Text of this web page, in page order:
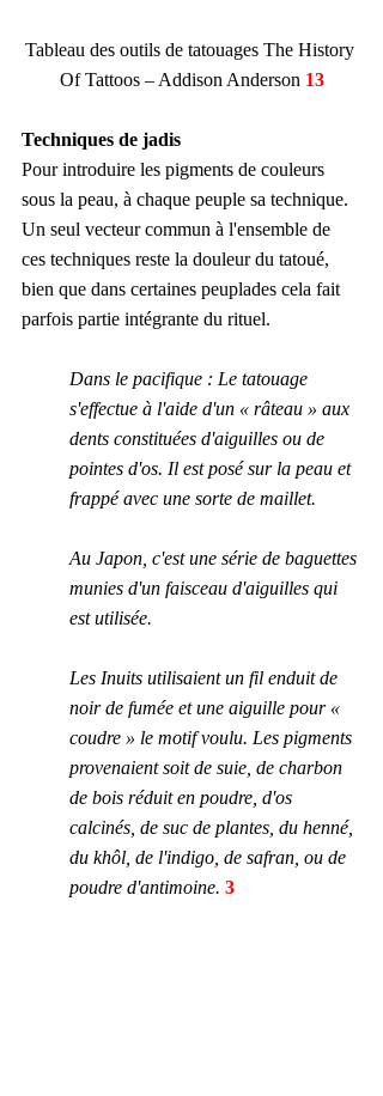
Tableau des outils de tatouages The History
Of Tattoos – Addison Anderson 13
Techniques de jadis
Pour introduire les pigments de couleurs
sous la peau, à chaque peuple sa technique.
Un seul vecteur commun à l'ensemble de
ces techniques reste la douleur du tatoué,
bien que dans certaines peuplades cela fait
parfois partie intégrante du rituel.
Dans le pacifique : Le tatouage
s'effectue à l'aide d'un « râteau » aux
dents constituées d'aiguilles ou de
pointes d'os. Il est posé sur la peau et
frappé avec une sorte de maillet.
Au Japon, c'est une série de baguettes
munies d'un faisceau d'aiguilles qui
est utilisée.
Les Inuits utilisaient un fil enduit de
noir de fumée et une aiguille pour «
coudre » le motif voulu. Les pigments
provenaient soit de suie, de charbon
de bois réduit en poudre, d'os
calcinés, de suc de plantes, du henné,
du khôl, de l'indigo, de safran, ou de
poudre d'antimoine. 3